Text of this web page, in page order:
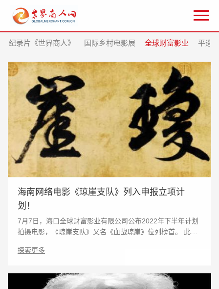
纪录片《世界商人》 国际乡村电影展 全球财富影业 平遥
海南网络电影《琼崖支队》列入申报立项计
划！
7月7日，海口全球财富影业有限公司公布2022年下半年计划
拍摄电影，《琼崖支队》又名《血战琼崖》位列榜首。 此计
况。 海南革命战争题材电影《血战琼崖
探索更多